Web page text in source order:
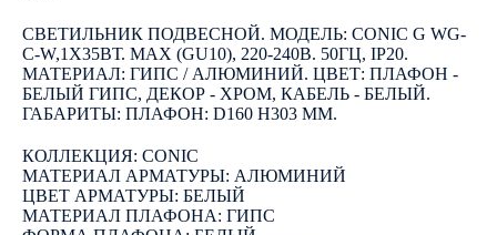
СВЕТИЛЬНИК ПОДВЕСНОЙ. МОДЕЛЬ: CONIC G WG-
C-W,1Х35ВТ. MAX (GU10), 220-240В. 50ГЦ, IP20.
МАТЕРИАЛ: ГИПС / АЛЮМИНИЙ. ЦВЕТ: ПЛАФОН -
БЕЛЫЙ ГИПС, ДЕКОР - ХРОМ, КАБЕЛЬ - БЕЛЫЙ.
ГАБАРИТЫ: ПЛАФОН: D160 H303 ММ.
КОЛЛЕКЦИЯ: CONIC
МАТЕРИАЛ АРМАТУРЫ: АЛЮМИНИЙ
ЦВЕТ АРМАТУРЫ: БЕЛЫЙ
МАТЕРИАЛ ПЛАФОНА: ГИПС